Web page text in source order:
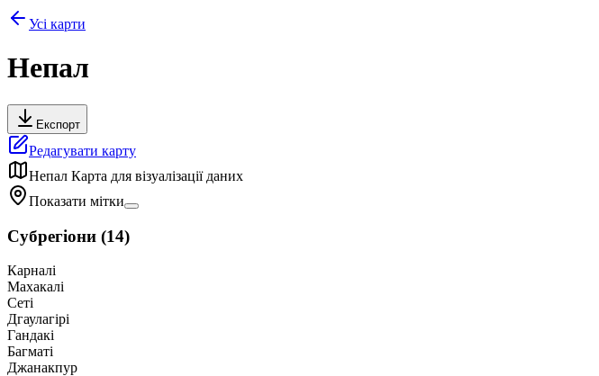
Усі карти
Непал
Експорт
Редагувати карту
Непал Карта для візуалізації даних
Показати мітки
Субрегіони (14)
Карналі
Махакалі
Сеті
Дгаулагірі
Гандакі
Багматі
Джанакпур